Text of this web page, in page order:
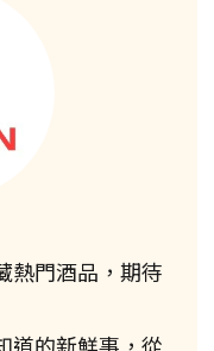
熱門酒品，期待